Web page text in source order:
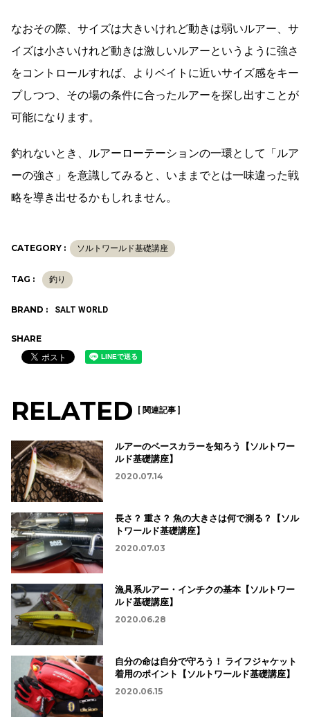
なおその際、サイズは大きいけれど動きは弱いルアー、サ
イズは小さいけれど動きは激しいルアーというように強さ
をコントロールすれば、よりベイトに近いサイズ感をキー
プしつつ、その場の条件に合ったルアーを探し出すことが
可能になります。
釣れないとき、ルアーローテーションの一環として「ルア
ーの強さ」を意識してみると、いままでとは一味違った戦
略を導き出せるかもしれません。
CATEGORY : ソルトワールド基礎講座
TAG : 釣り
BRAND : SALT WORLD
SHARE
RELATED [ 関連記事 ]
ルアーのベースカラーを知ろう【ソルトワー
ルド基礎講座】
2020.07.14
長さ？ 重さ？ 魚の大きさは何で測る？【ソル
トワールド基礎講座】
2020.07.03
漁具系ルアー・インチクの基本【ソルトワー
ルド基礎講座】
2020.06.28
自分の命は自分で守ろう！ ライフジャケット
着用のポイント【ソルトワールド基礎講座】
2020.06.15